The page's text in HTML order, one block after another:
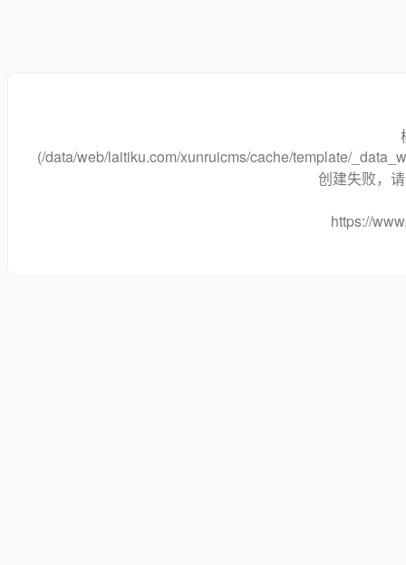
(/data/web/laitiku.com/xunruicms/cache/template/
创建失败，
https://